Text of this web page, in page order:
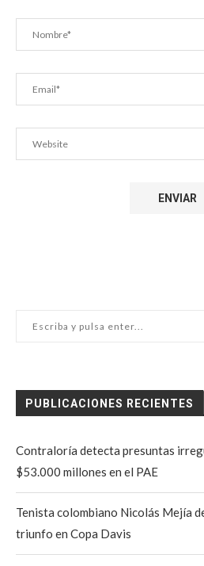
PUBLICACIONES RECIENTES
Contraloría detecta presuntas
$53.000 millones en el PAE
Tenista colombiano Nicolás Mejía
triunfo en Copa Davis